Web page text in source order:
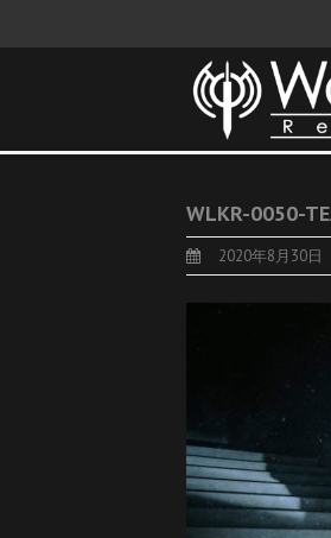
WLKR-0050-
2020年8月30日